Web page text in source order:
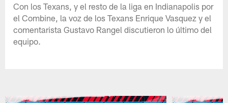
Con los Texans, y el resto de la liga en Indianapolis por
el Combine, la voz de los Texans Enrique Vasquez y el
comentarista Gustavo Rangel discutieron lo último del
equipo.